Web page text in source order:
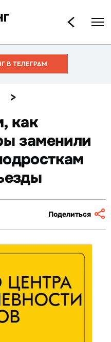
>
как
заменили
Поделиться